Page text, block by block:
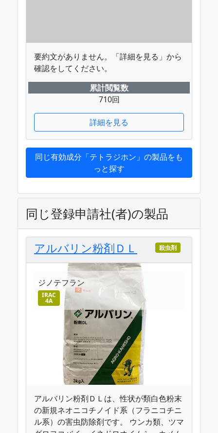
要約文がありません。「詳細を見る」から
確認をしてください。
累計閲覧数
710回
詳細を見る
同じ有効成分「テトラジホン」の製品をも
っと探す
同じ登録申請社(者)の製品
アルバリン粉剤ＤＬ 殺虫剤
ジノテフラン
IRAC
4A
アルバリン粉剤ＤＬは、性状が類白色粉末
の新規ネオニコチノイド系（フラニコチニ
ル系）の害虫防除剤です。 ウンカ類、ツマ